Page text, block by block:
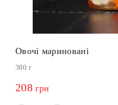
Овочі мариновані
380 г
208 грн